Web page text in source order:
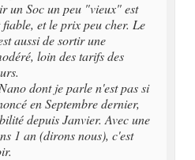
un Soc un peu "vieux" est
fiable, et le prix peu cher. Le
aussi de sortir une
loin des tarifs des
dont je parle n'est pas si
en Septembre dernier,
depuis Janvier. Avec une
1 an (dirons nous), c'est